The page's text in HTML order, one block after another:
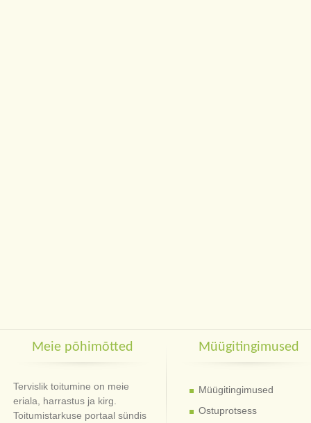
Meie põhimõtted
Tervislik toitumine on meie
eriala, harrastus ja kirg.
Toitumistarkuse portaal sündis
Müügitingimused
Müügitingimused
Ostuprotsess